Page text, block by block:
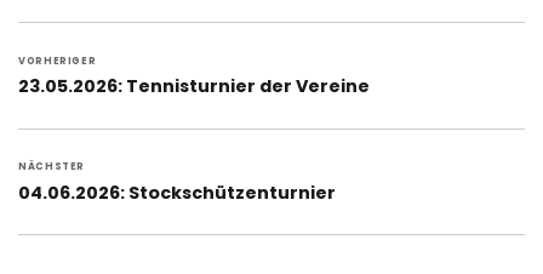
VORHERIGER
Vorheriger
23.05.2026: Tennisturnier der Vereine
NÄCHSTER
Nächster
04.06.2026: Stockschützenturnier